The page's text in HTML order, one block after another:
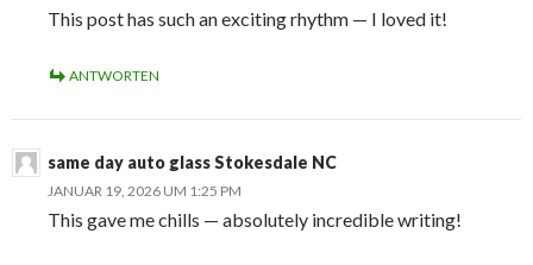
This post has such an exciting rhythm — I loved it!
ANTWORTEN
same day auto glass Stokesdale NC
JANUAR 19, 2026 UM 1:25 PM
This gave me chills — absolutely incredible writing!